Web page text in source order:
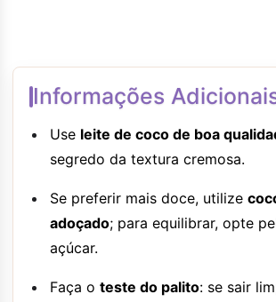
Informações
Use leite de coco de boa
segredo da textura cremosa.
Se preferir mais doce, utilize
adoçado; para equilibrar, opte
açúcar.
Faça o teste do palito: se sair